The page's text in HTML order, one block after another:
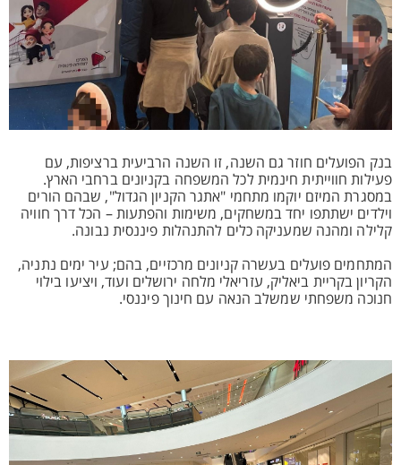
בנק הפועלים חוזר גם השנה, זו השנה הרביעית ברציפות, עם
פעילות חווייתית חינמית לכל המשפחה בקניונים ברחבי הארץ.
במסגרת המיזם יוקמו מתחמי "אתגר הקניון הגדול", שבהם הורים
וילדים ישתתפו יחד במשחקים, משימות והפתעות – הכל דרך חוויה
קלילה ומהנה שמעניקה כלים להתנהלות פיננסית נבונה.
המתחמים פועלים בעשרה קניונים מרכזיים, בהם; עיר ימים נתניה,
הקריון בקריית ביאליק, עזריאלי מלחה ירושלים ועוד, ויציעו בילוי
חנוכה משפחתי שמשלב הנאה עם חינוך פיננסי.